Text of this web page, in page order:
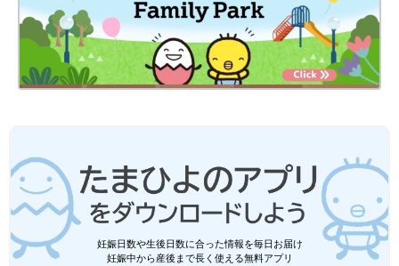
妊娠日数や生後日数に合った情報を毎日お届け
妊娠中から産後まで長く使える無料アプリ